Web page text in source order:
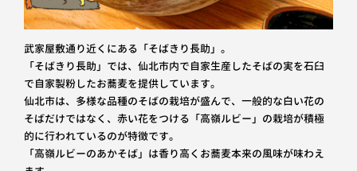
武家屋敷通り近くにある「そばきり長助」。
「そばきり長助」では、仙北市内で自家生産したそばの実を石臼
で自家製粉したお蕎麦を提供しています。
仙北市は、多様な品種のそばの栽培が盛んで、一般的な白い花の
そばだけではなく、赤い花をつける「高嶺ルビー」の栽培が積極
的に行われているのが特徴です。
「高嶺ルビーのあかそば」は香り高くお蕎麦本来の風味が味わえ